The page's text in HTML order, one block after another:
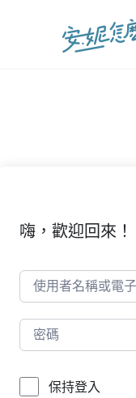
嗨，歡迎回來！
保持登入